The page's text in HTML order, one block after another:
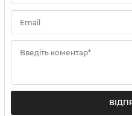
Email
Введіть коментар*